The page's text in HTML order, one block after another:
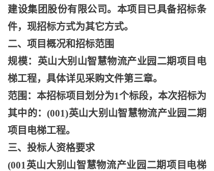
建设集团股份有限公司。本项目已具备招标条
件，现招标方式为其它方式。
二、项目概况和招标范围
规模：英山大别山智慧物流产业园二期项目电
梯工程，具体详见采购文件第三章。
范围：本招标项目划分为1个标段，本次招标为
其中的：(001)英山大别山智慧物流产业园二期
项目电梯工程。
三、投标人资格要求
(001英山大别山智慧物流产业园二期项目电梯